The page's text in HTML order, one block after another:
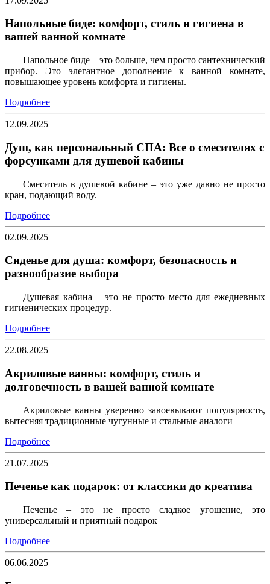
Напольные биде: комфорт, стиль и гигиена в
вашей ванной комнате
Напольное биде – это больше, чем просто сантехнический
прибор. Это элегантное дополнение к ванной комнате,
повышающее уровень комфорта и гигиены.
Подробнее
12.09.2025
Душ, как персональный СПА: Все о смесителях с
форсунками для душевой кабины
Смеситель в душевой кабине – это уже давно не просто
кран, подающий воду.
Подробнее
02.09.2025
Сиденье для душа: комфорт, безопасность и
разнообразие выбора
Душевая кабина – это не просто место для ежедневных
гигиенических процедур.
Подробнее
22.08.2025
Акриловые ванны: комфорт, стиль и
долговечность в вашей ванной комнате
Акриловые ванны уверенно завоевывают популярность,
вытесняя традиционные чугунные и стальные аналоги
Подробнее
21.07.2025
Печенье как подарок: от классики до креатива
Печенье – это не просто сладкое угощение, это
универсальный и приятный подарок
Подробнее
06.06.2025